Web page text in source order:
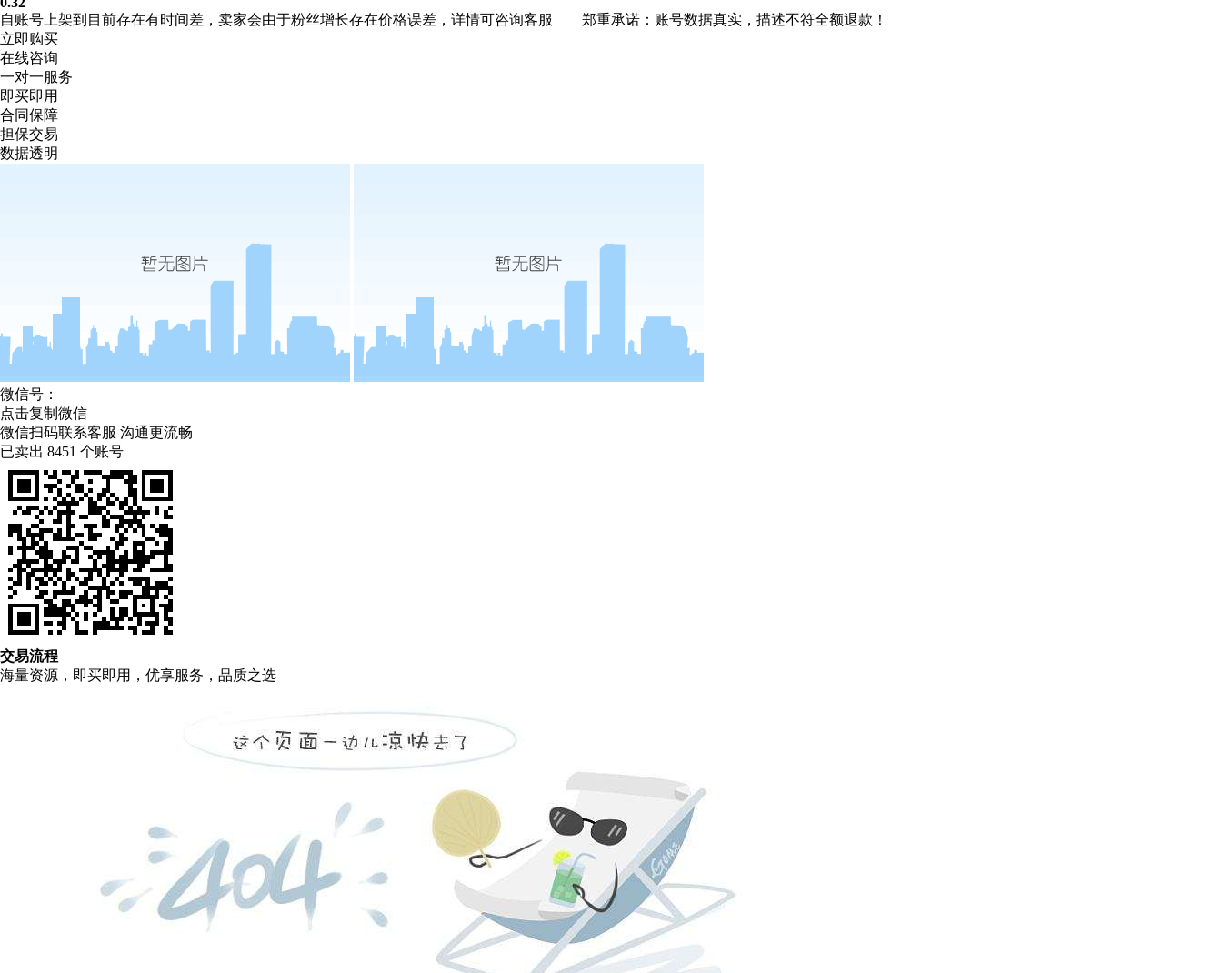
自账号上架到目前存在有时间差，卖家会由于粉丝增长存在价格误差，详情可咨询客服 郑重承诺：账号数据真实，描述不符全额退款！
立即购买
在线咨询
一对一服务
即买即用
合同保障
担保交易
数据透明
微信号：
点击复制微信
微信扫码联系客服 沟通更流畅
已卖出 8451 个账号
交易流程
海量资源，即买即用，优享服务，品质之选